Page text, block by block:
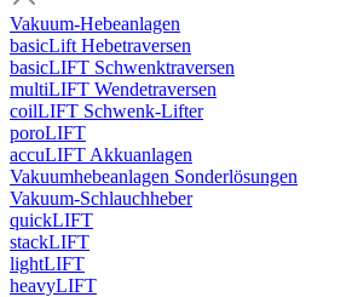
Vakuum-Hebeanlagen
basicLift Hebetraversen
basicLIFT Schwenktraversen
multiLIFT Wendetraversen
coilLIFT Schwenk-Lifter
poroLIFT
accuLIFT Akkuanlagen
Vakuumhebeanlagen Sonderlösungen
Vakuum-Schlauchheber
quickLIFT
stackLIFT
lightLIFT
heavyLIFT